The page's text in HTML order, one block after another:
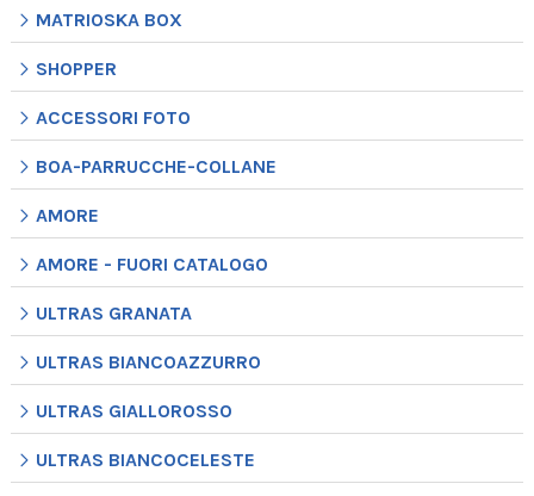
MATRIOSKA BOX
SHOPPER
ACCESSORI FOTO
BOA-PARRUCCHE-COLLANE
AMORE
AMORE - FUORI CATALOGO
ULTRAS GRANATA
ULTRAS BIANCOAZZURRO
ULTRAS GIALLOROSSO
ULTRAS BIANCOCELESTE